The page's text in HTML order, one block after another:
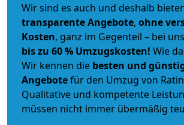
Wir sind es auch und deshalb
transparente Angebote, ohne
Kosten, ganz im Gegenteil – bei uns
bis zu 60 % Umzugskosten! Wie
Wir kennen die besten und
Angebotefür den Umzug von
Qualitative und kompetente
müssen nicht immer übermäßig